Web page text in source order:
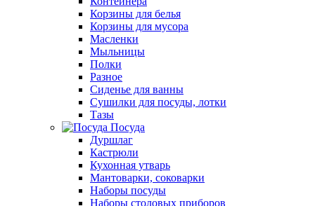
Корзины для белья
Корзины для мусора
Масленки
Мыльницы
Полки
Разное
Сиденье для ванны
Сушилки для посуды, лотки
Тазы
Посуда
Дуршлаг
Кастрюли
Кухонная утварь
Мантоварки, соковарки
Наборы посуды
Наборы столовых приборов